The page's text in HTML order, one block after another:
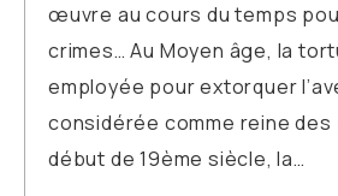
œuvre au cours du temps
crimes… Au Moyen âge, la
employée pour extorquer
considérée comme reine des
début de 19ème siècle, la…